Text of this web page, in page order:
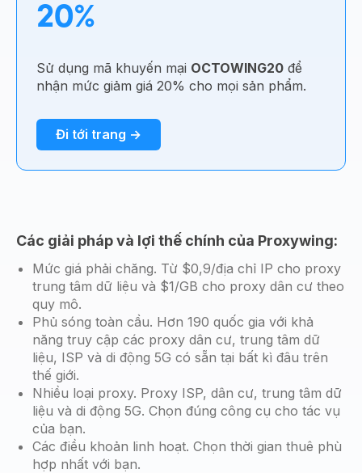
20%
Sử dụng mã khuyến mại OCTOWING20 để
nhận mức giảm giá 20% cho mọi sản phẩm.
Đi tới trang →
Các giải pháp và lợi thế chính của Proxywing:
Mức giá phải chăng. Từ $0,9/địa chỉ IP cho proxy
trung tâm dữ liệu và $1/GB cho proxy dân cư theo
quy mô.
Phủ sóng toàn cầu. Hơn 190 quốc gia với khả
năng truy cập các proxy dân cư, trung tâm dữ
liệu, ISP và di động 5G có sẵn tại bất kì đâu trên
thế giới.
Nhiều loại proxy. Proxy ISP, dân cư, trung tâm dữ
liệu và di động 5G. Chọn đúng công cụ cho tác vụ
của bạn.
Các điều khoản linh hoạt. Chọn thời gian thuê phù
hợp nhất với bạn.